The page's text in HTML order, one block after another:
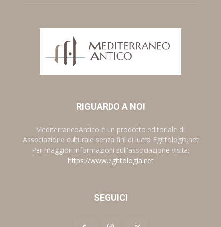
RIGUARDO A NOI
MediterraneoAntico è un prodotto editoriale di:
Associazione culturale senza fini di lucro Egittologia.net
Per maggiori informazioni sull'associazione visita:
https://www.egittologia.net
SEGUICI